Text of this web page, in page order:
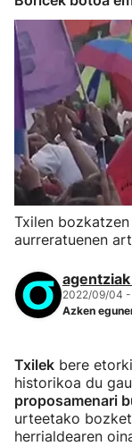
Txilen
aurreratuenen
2022/09/04
Azken
Txilek bere
historikoa du
proposamenari
urteetako
herrialdearen